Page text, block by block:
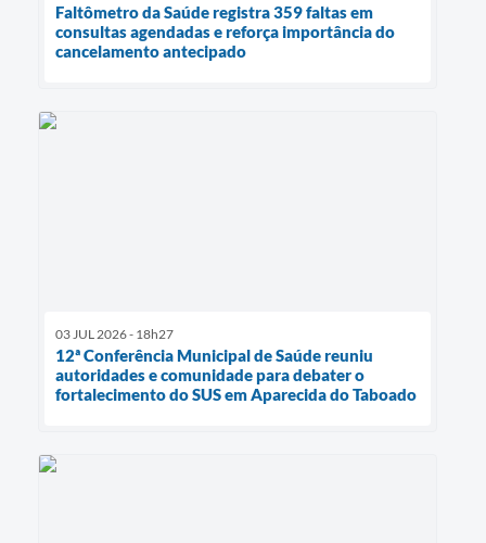
Faltômetro da Saúde registra 359 faltas em
consultas agendadas e reforça importância do
cancelamento antecipado
03 JUL 2026 - 18h27
12ª Conferência Municipal de Saúde reuniu
autoridades e comunidade para debater o
fortalecimento do SUS em Aparecida do Taboado